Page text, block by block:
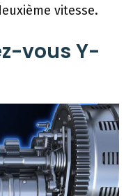
vitesse.
vous Y-